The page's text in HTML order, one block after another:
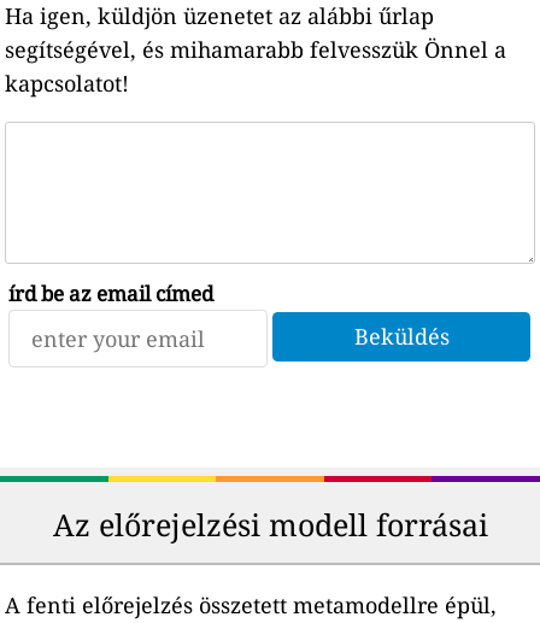
Ha igen, küldjön üzenetet az alábbi űrlap
segítségével, és mihamarabb felvesszük Önnel a
kapcsolatot!
írd be az email címed
Az előrejelzési modell forrásai
A fenti előrejelzés összetett metamodellre épül,